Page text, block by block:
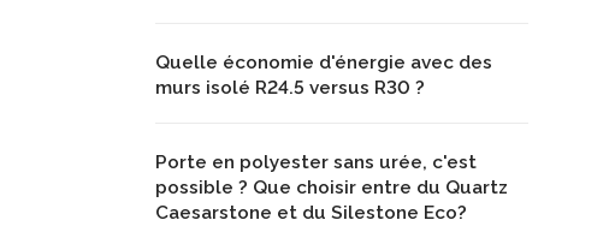
Quelle économie d'énergie avec des
murs isolé R24.5 versus R30 ?
Porte en polyester sans urée, c'est
possible ? Que choisir entre du Quartz
Caesarstone et du Silestone Eco?